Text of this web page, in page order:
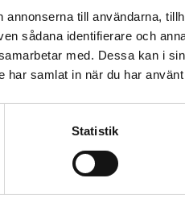
till användarna,
sådana identifierare och
med. Dessa kan i
har samlat in när du har
Statistik
Yhdistä paahdetut
kastikkeeseen kahdella
vetäytyä.
Tarjoa salaatti